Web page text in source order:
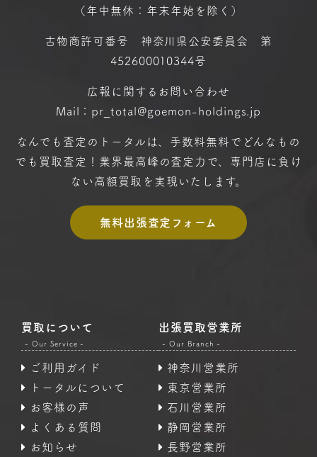
（年中無休：年末年始を除く）
古物商許可番号 神奈川県公安委員会 第
452600010344号
広報に関するお問い合わせ
Mail：pr_total@goemon-holdings.jp
なんでも査定のトータルは、手数料無料で どんなもの
でも買取査定！ 業界最高峰の査定力で、専門店に 負け
ない高額買取を実現いたします。
無料出張査定フォーム
買取について
- Our Service -
ご利用ガイド
トータルについて
お客様の声
よくある質問
お知らせ
出張買取営業所
- Our Branch -
神奈川営業所
東京営業所
石川営業所
静岡営業所
長野営業所